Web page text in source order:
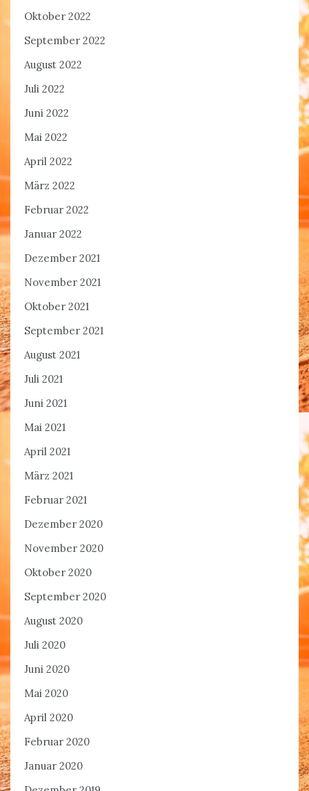
Oktober 2022
September 2022
August 2022
Juli 2022
Juni 2022
Mai 2022
April 2022
März 2022
Februar 2022
Januar 2022
Dezember 2021
November 2021
Oktober 2021
September 2021
August 2021
Juli 2021
Juni 2021
Mai 2021
April 2021
März 2021
Februar 2021
Dezember 2020
November 2020
Oktober 2020
September 2020
August 2020
Juli 2020
Juni 2020
Mai 2020
April 2020
Februar 2020
Januar 2020